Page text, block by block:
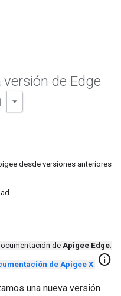
versión de Edge
desde versiones anteriores
deApigee Edge.
de Apigee X. info
una nueva versión